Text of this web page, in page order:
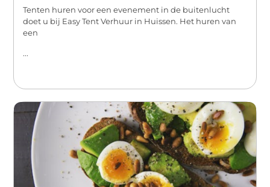
Tenten huren voor een evenement in de buitenlucht
doet u bij Easy Tent Verhuur in Huissen. Het huren van
een
...